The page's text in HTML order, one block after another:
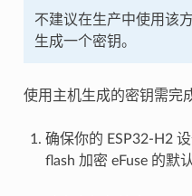
不建议在生产中使用该
生成一个密钥。
使用主机生成的密钥需完
确保你的 ESP32-H2
flash 加密 eFuse 的默